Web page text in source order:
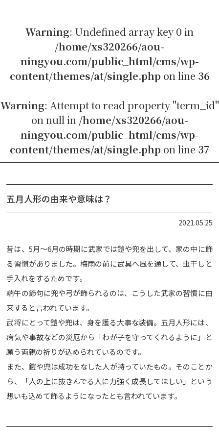
Warning: Undefined array key 0 in
/home/xs320266/aou-
ningyou.com/public_html/cms/wp-
content/themes/at/single.php on line 36
Warning: Attempt to read property "term_id"
on null in /home/xs320266/aou-
ningyou.com/public_html/cms/wp-
content/themes/at/single.php on line 37
五月人形の由来や意味は？
2021.05.25
昔は、5月〜6月の時期に武家では鎧や兜を出して、家の中に飾
る習慣がありました。梅雨の前に武具へ風を通して、虫干しと
手入れをするためです。
端午の節句に兜や弓が飾られるのは、こうした武家の習慣に由
来すると言われています。
武将にとって鎧や兜は、身を護る大事な装備。五月人形には、
病気や事故などの災厄から「わが子を守ってくれるように」と
願う両親の祈りが込められているのです。
また、鎧や兜は成功をなした人が持っていたもの。そのことか
ら、「人の上に抜きんでる人に力強く成長してほしい」という
想いも込めて飾るようになったとも言われています。